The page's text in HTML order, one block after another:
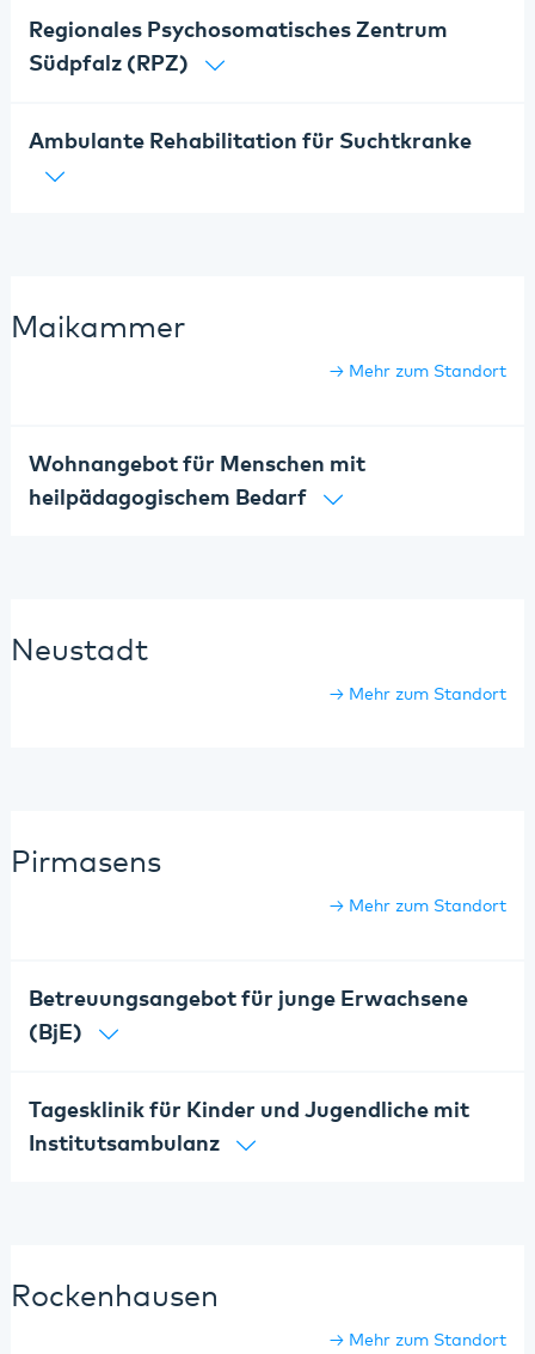
Regionales Psychosomatisches Zentrum
Südpfalz (RPZ)
Ambulante Rehabilitation für Suchtkranke
Maikammer
Mehr zum Standort
Wohnangebot für Menschen mit
heilpädagogischem Bedarf
Neustadt
Mehr zum Standort
Pirmasens
Mehr zum Standort
Betreuungsangebot für junge Erwachsene
(BjE)
Tagesklinik für Kinder und Jugendliche mit
Institutsambulanz
Rockenhausen
Mehr zum Standort